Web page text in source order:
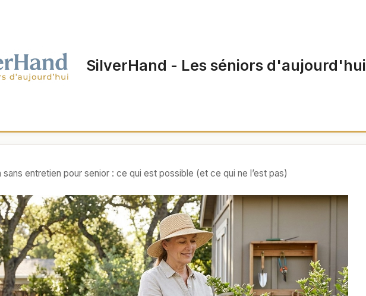
SilverHand - Les séniors d'aujourd'hui
sans entretien pour senior : ce qui est possible (et ce qui ne l’est pas)